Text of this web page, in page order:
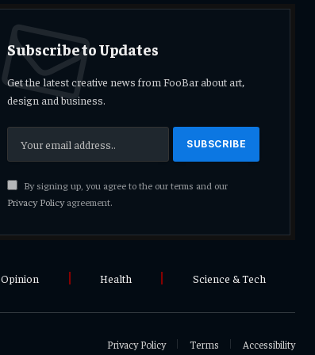
Subscribe to Updates
Get the latest creative news from FooBar about art,
design and business.
By signing up, you agree to the our terms and our
Privacy Policyagreement.
Opinion Health Science & Tech
Privacy Policy Terms Accessibility